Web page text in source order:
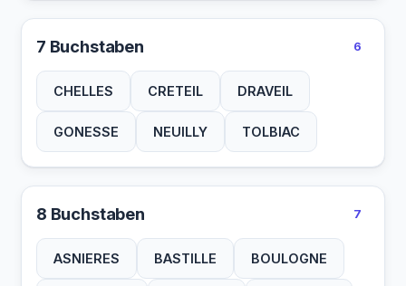
7 Buchstaben 6
CHELLES CRETEIL DRAVEIL
GONESSE NEUILLY TOLBIAC
8 Buchstaben 7
ASNIERES BASTILLE BOULOGNE